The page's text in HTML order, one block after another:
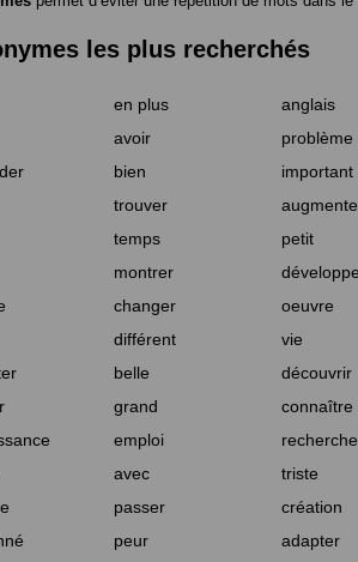
les plus recherchés
en plus anglais
avoir problème
bien important
trouver
temps petit
montrer
changer oeuvre
différent vie
belle découvrir
grand connaître
emploi recherche
avec triste
passer création
peur adapter